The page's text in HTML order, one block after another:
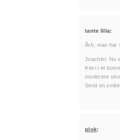
tante lilla:
Årh, man
Joachim: Nu
frieri i et
moderere
Smid en
plok: